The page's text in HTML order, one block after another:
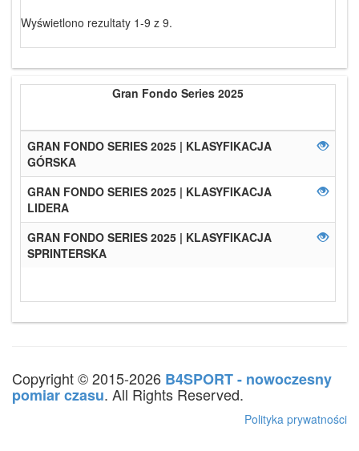
Wyświetlono rezultaty 1-9 z 9.
Gran Fondo Series 2025
GRAN FONDO SERIES 2025 | KLASYFIKACJA
GÓRSKA
GRAN FONDO SERIES 2025 | KLASYFIKACJA
LIDERA
GRAN FONDO SERIES 2025 | KLASYFIKACJA
SPRINTERSKA
Copyright © 2015-2026 B4SPORT - nowoczesny
pomiar czasu. All Rights Reserved.
Polityka prywatności